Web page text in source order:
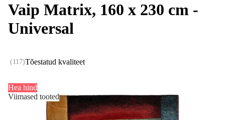
Hea hind
Viimased tooted
Vaip Matrix, 160 x 230 cm -
Universal
(117)Tõestatud kvaliteet